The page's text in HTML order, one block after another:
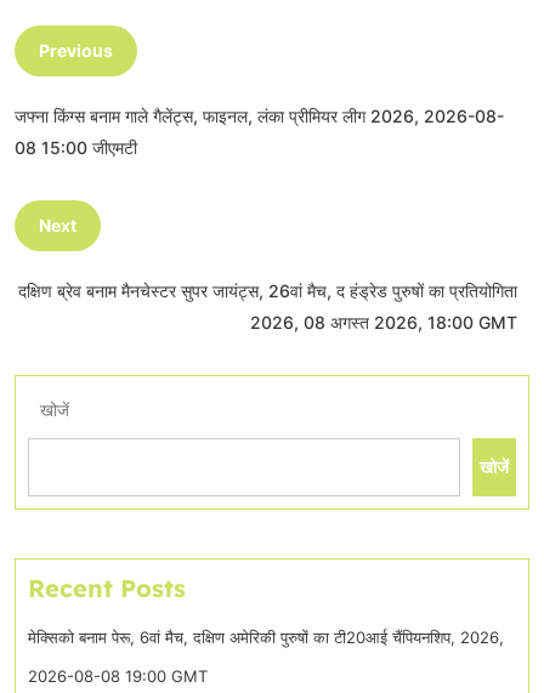
Previous
जफ्ना किंग्स बनाम गाले गैलेंट्स, फाइनल, लंका प्रीमियर लीग 2026, 2026-08-
08 15:00 जीएमटी
Next
दक्षिण ब्रेव बनाम मैनचेस्टर सुपर जायंट्स, 26वां मैच, द हंड्रेड पुरुषों का प्रतियोगिता
2026, 08 अगस्त 2026, 18:00 GMT
खोजें
खोजें
Recent Posts
मेक्सिको बनाम पेरू, 6वां मैच, दक्षिण अमेरिकी पुरुषों का टी20आई चैंपियनशिप, 2026,
2026-08-08 19:00 GMT